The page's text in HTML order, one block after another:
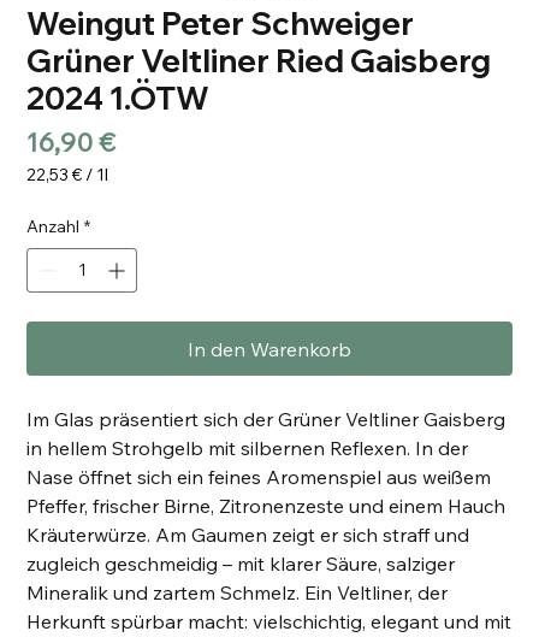
Weingut Peter Schweiger
Grüner Veltliner Ried Gaisberg
2024 1.ÖTW
16,90 €Preis
22,53 € / 1l
pro
1
Anzahl *
In den Warenkorb
Im Glas präsentiert sich der Grüner Veltliner Gaisberg
in hellem Strohgelb mit silbernen Reflexen. In der
Nase öffnet sich ein feines Aromenspiel aus weißem
Pfeffer, frischer Birne, Zitronenzeste und einem Hauch
Kräuterwürze. Am Gaumen zeigt er sich straff und
zugleich geschmeidig – mit klarer Säure, salziger
Mineralik und zartem Schmelz. Ein Veltliner, der
Herkunft spürbar macht: vielschichtig, elegant und mit